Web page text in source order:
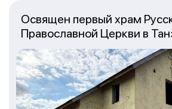
Освящен первый храм
Православной Церкви в